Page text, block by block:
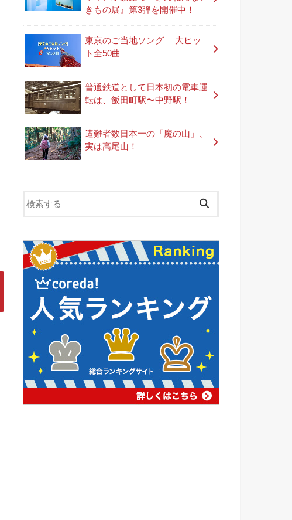
きもの展』第3弾を開催中！
東京のご当地ソング 大ヒッ
ト全50曲
普通鉄道として日本初の電車運
転は、飯田町駅〜中野駅！
遭難者数日本一の「魔の山」、
実は高尾山！